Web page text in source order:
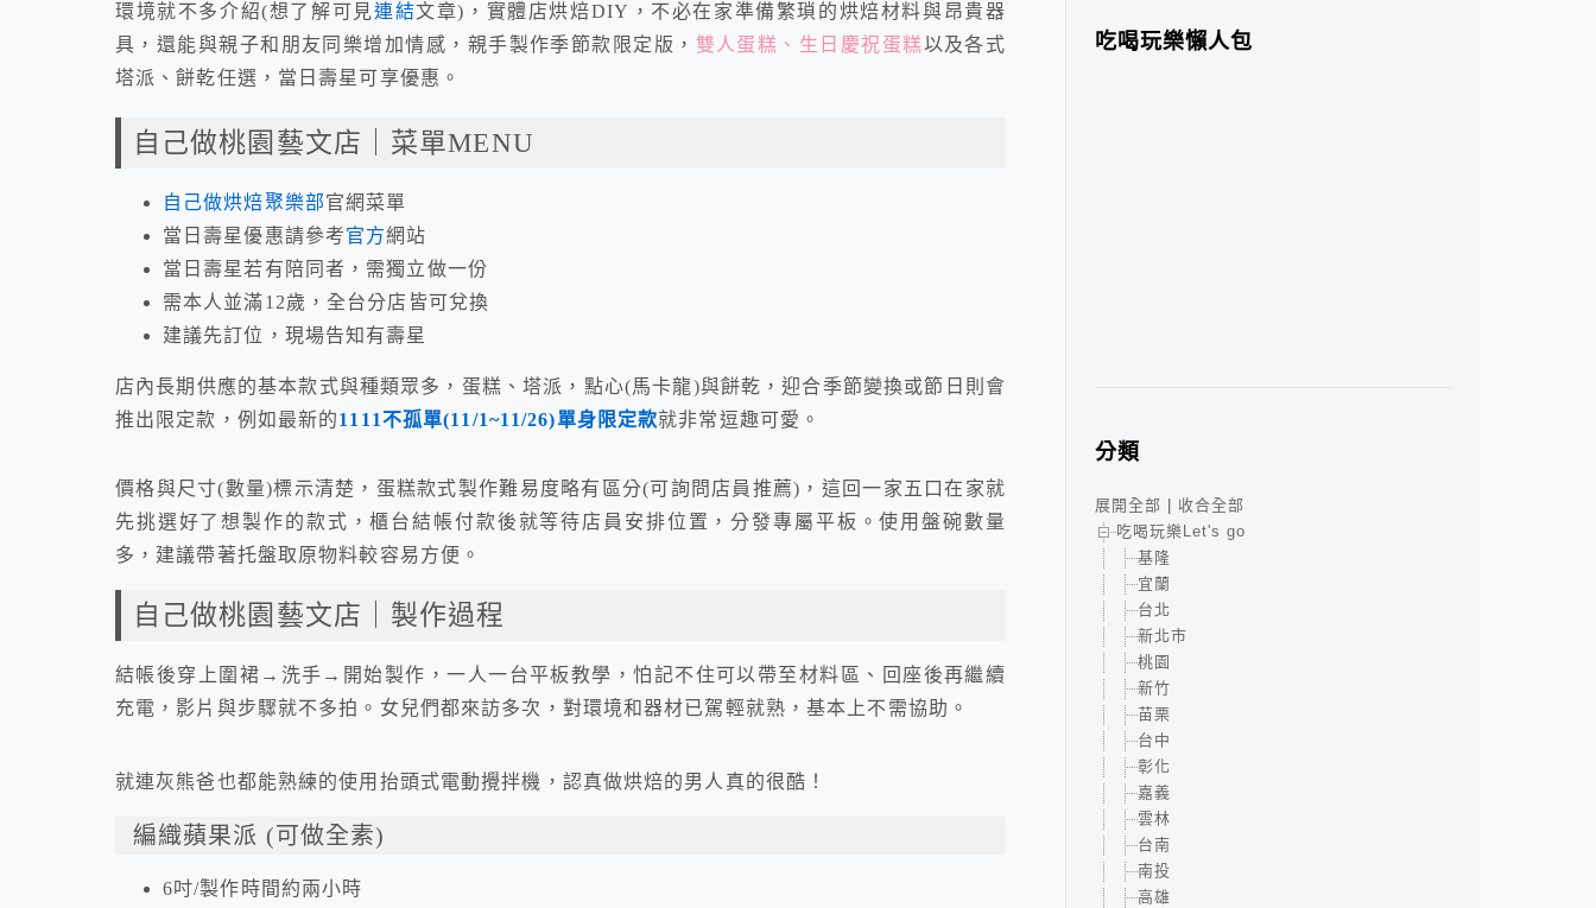
環境就不多介紹(想了解可見連結文章)，實體店烘焙DIY，不必在家準備繁瑣的烘焙材料與昂貴器
具，還能與親子和朋友同樂增加情感，親手製作季節款限定版， 雙人蛋糕、生日慶祝蛋糕以及各式
塔派、餅乾任選，當日壽星可享優惠。
自己做桃園藝文店｜菜單MENU
自己做烘焙聚樂部官網菜單
當日壽星優惠請參考官方網站
當日壽星若有陪同者，需獨立做一份
需本人並滿12歲，全台分店皆可兌換
建議先訂位，現場告知有壽星
店內長期供應的基本款式與種類眾多，蛋糕、塔派，點心(馬卡龍)與餅乾，迎合季節變換或節日則會
推出限定款，例如最新的1111不孤單(11/1~11/26)單身限定款就非常逗趣可愛。
價格與尺寸(數量)標示清楚，蛋糕款式製作難易度略有區分(可詢問店員推薦)，這回一家五口在家就
先挑選好了想製作的款式，櫃台結帳付款後就等待店員安排位置，分發專屬平板。使用盤碗數量
多，建議帶著托盤取原物料較容易方便。
自己做桃園藝文店｜製作過程
結帳後穿上圍裙→洗手→開始製作，一人一台平板教學，怕記不住可以帶至材料區、回座後再繼續
充電，影片與步驟就不多拍。女兒們都來訪多次，對環境和器材已駕輕就熟，基本上不需協助。
就連灰熊爸也都能熟練的使用抬頭式電動攪拌機，認真做烘焙的男人真的很酷！
編織蘋果派 (可做全素)
6吋/製作時間約兩小時
吃喝玩樂懶人包
分類
展開全部
收合全部
吃喝玩樂Let's go
基隆
宜蘭
台北
新北市
桃園
新竹
苗栗
台中
彰化
嘉義
雲林
台南
南投
高雄